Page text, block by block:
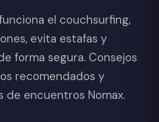
el couchsurfing,
evita estafas y
forma segura. Consejos
recomendados y
de encuentros Nomax.